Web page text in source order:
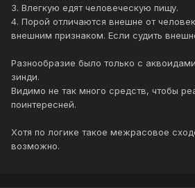
3. Влегкую едят человеческую пищу.
4. Порой отличаются внешне от
внешним признаком. Если судить
Разнообразие было только с
зинди.
Видимо не так много средств, чтобы
поинтересней.
Хотя по логике такое межрасовое
возможно.